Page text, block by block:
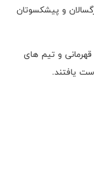
و پیشکسوتان
قهرمانی و تیم های
یافتند.